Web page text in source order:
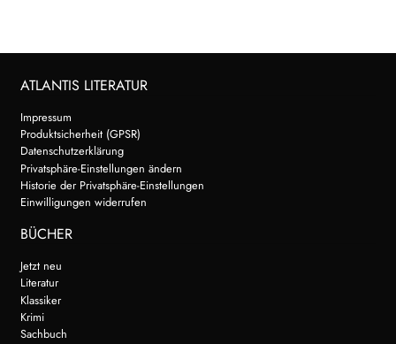
ATLANTIS LITERATUR
Impressum
Produktsicherheit (GPSR)
Datenschutzerklärung
Privatsphäre-Einstellungen ändern
Historie der Privatsphäre-Einstellungen
Einwilligungen widerrufen
BÜCHER
Jetzt neu
Literatur
Klassiker
Krimi
Sachbuch